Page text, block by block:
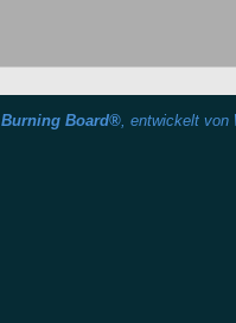
Burning Board®, entwickelt von